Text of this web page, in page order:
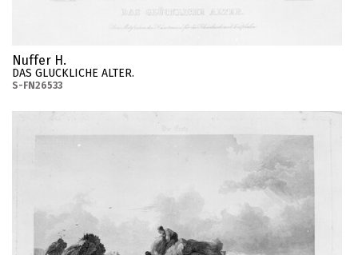
Nuffer H.
DAS GLUCKLICHE ALTER.
S-FN26533